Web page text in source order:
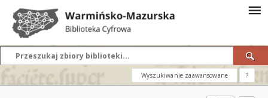
Wyszukiwanie zaawansowane ?